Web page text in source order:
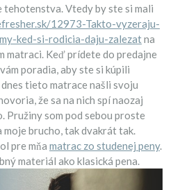
Vtedy by ste si mali
12973-Takto-vyzeraju-
ked-si-rodicia-daju-zalezatna
matraci. Keď prídete do predajne
poradia, aby ste si kúpili
tieto matrace našli svoju
že sa na nich spí naozaj
Pružiny som pod sebou proste
moje brucho, tak dvakrát tak.
pre mňa matrac zo studenej peny.
materiál ako klasická pena.